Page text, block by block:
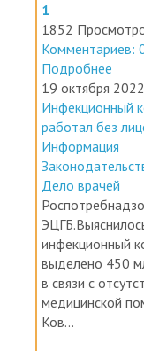
1
1852
Комментариев:
Подробнее
19 октября 2022
Инфекционный
работал без
Информация
Дело врачей
инфекционный
выделено 450
в связи с
медицинской
Ков...